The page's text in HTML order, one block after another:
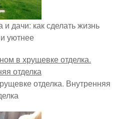
дачи: как сделать жизнь
уютнее
отделка. Внутренняя